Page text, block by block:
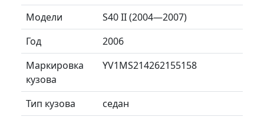
Модели
S40 II (2004—2007)
Год
2006
Маркировка
кузова
YV1MS214262155158
Тип кузова
седан